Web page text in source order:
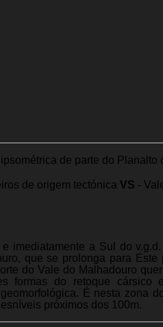
de parte do
de origem tectónicaVS -
imediatamente a Sul do
que se prolonga para
do Vale do Malhadouro
formas do retoque
É nesta zona
próximos dos 100m.